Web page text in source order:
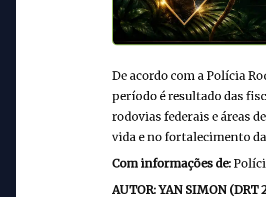
De acordo com a Polícia
período é resultado das
rodovias federais e áreas
vida e no fortalecimento
Com informações de:
AUTOR: YAN SIMON (DRT